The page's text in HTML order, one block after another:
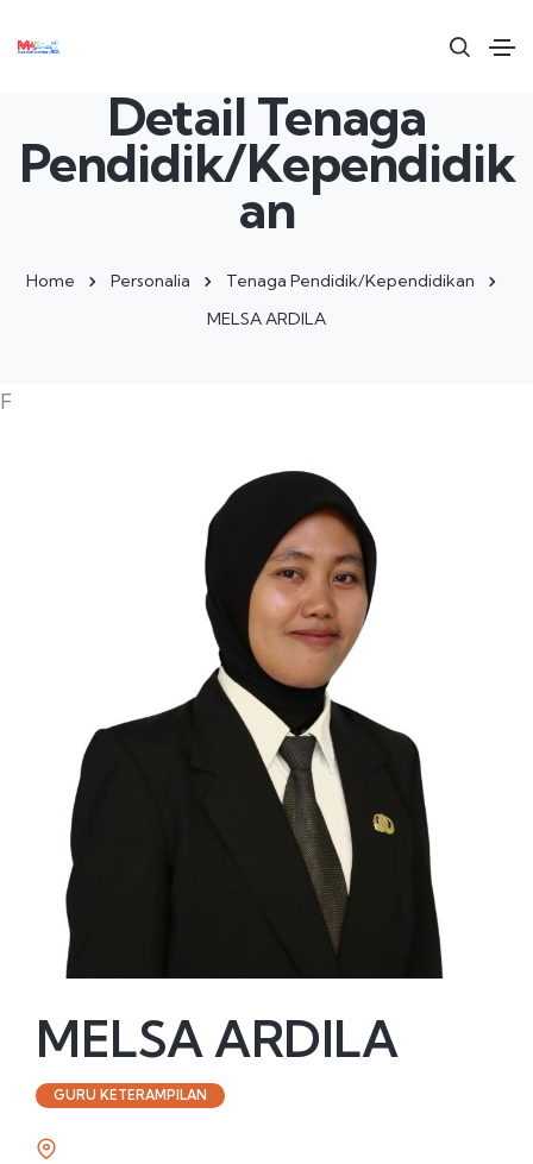
Detail Tenaga
Pendidik/Kependidik
an
Home Personalia
Tenaga Pendidik/Kependidikan
MELSA ARDILA
F
MELSA ARDILA
GURU KETERAMPILAN